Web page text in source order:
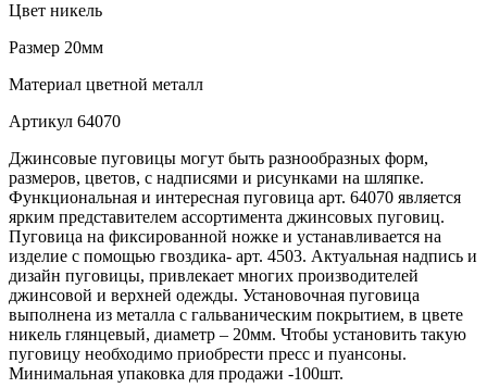
Цвет никель
Размер 20мм
Материал цветной металл
Артикул 64070
Джинсовые пуговицы могут быть разнообразных форм,
размеров, цветов, с надписями и рисунками на шляпке.
Функциональная и интересная пуговица арт. 64070 является
ярким представителем ассортимента джинсовых пуговиц.
Пуговица на фиксированной ножке и устанавливается на
изделие с помощью гвоздика- арт. 4503. Актуальная надпись и
дизайн пуговицы, привлекает многих производителей
джинсовой и верхней одежды. Установочная пуговица
выполнена из металла с гальваническим покрытием, в цвете
никель глянцевый, диаметр – 20мм. Чтобы установить такую
пуговицу необходимо приобрести пресс и пуансоны.
Минимальная упаковка для продажи -100шт.